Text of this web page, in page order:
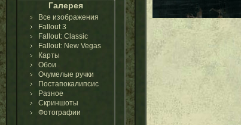
Галерея
Все изображения
Fallout 3
Fallout: Classic
Fallout: New Vegas
Карты
Обои
Очумелые ручки
Постапокалипсис
Разное
Скриншоты
Фотографии